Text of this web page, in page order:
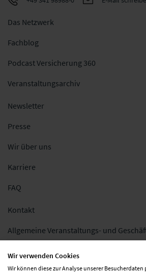
Das Netzwerk
Fachblog
Podcast Versicherung 360
Veranstaltungsarchiv
Newsletter
Presse
Wir über uns
Karriere
FAQ
Kontakt
Allgemeine Veranstaltungs- und
Impressum
Wir verwenden Cookies
Wir können diese zur Analyse unserer